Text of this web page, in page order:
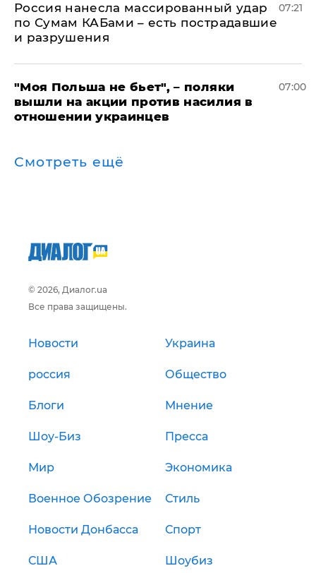
Россия нанесла массированный удар
по Сумам КАБами – есть пострадавшие
и разрушения
07:21
"Моя Польша не бьет", – поляки
вышли на акции против насилия в
отношении украинцев
07:00
Смотреть ещё
© 2026, Диалог.ua
Все права защищены.
Новости Украина
россия Общество
Блоги Мнение
Шоу-Биз Пресса
Мир Экономика
Военное Обозрение Стиль
Новости Донбасса Спорт
США Шоубиз